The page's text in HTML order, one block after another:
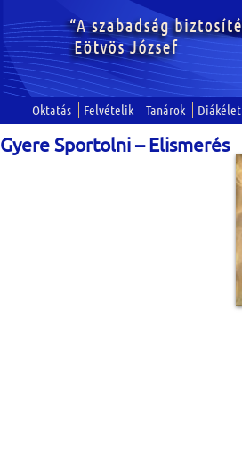
Oktatás Felvételik Tanárok Diákélet
Gyere Sportolni – Elismerés